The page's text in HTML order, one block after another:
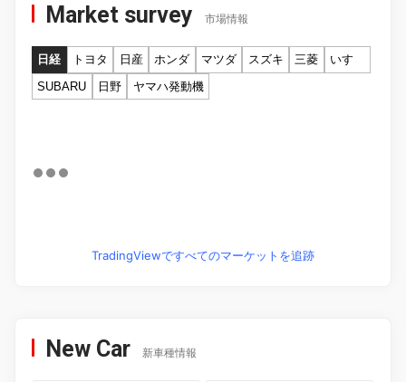
Market survey 市場情報
日経 トヨタ 日産 ホンダ マツダ スズキ 三菱
いすゞ
SUBARU
日野 ヤマハ発動機
TradingViewですべてのマーケットを追跡
New Car 新車種情報